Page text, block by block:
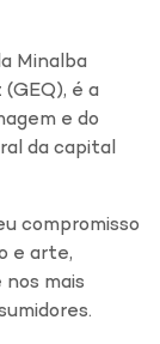
Minalba
é a
e do
da capital
compromisso
e arte,
mais